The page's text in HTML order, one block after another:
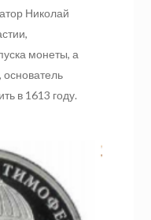
Николай
монеты, а
в 1613 году.